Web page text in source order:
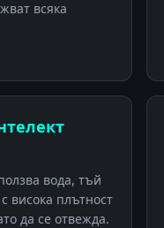
всяка
вода, тъй
висока плътност
да се отвежда.